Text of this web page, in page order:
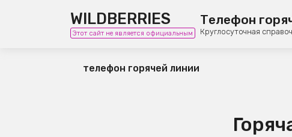
WILDBERRIES
Этот сайт не является официальным
Телефон
Круглосуточная
телефон горячей линии